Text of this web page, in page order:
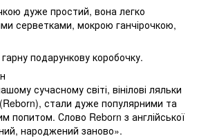
дуже простий, вона легко
серветками, мокрою ганчірочкою,
подарункову коробочку.
сучасному світі, вінілові ляльки
стали дуже популярними та
попитом. Слово Reborn з англійської
народжений заново».